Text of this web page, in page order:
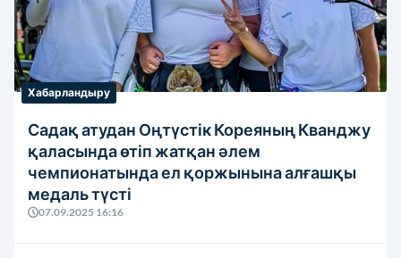
Хабарландыру
Садақ атудан Оңтүстік Кореяның Кванджу
қаласында өтіп жатқан әлем
чемпионатында ел қоржынына алғашқы
медаль түсті
07.09.2025 16:16